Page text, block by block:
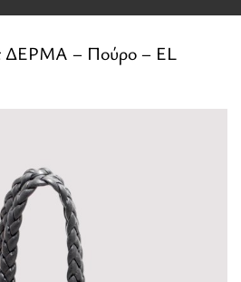
ΔΕΡΜΑ – Πούρο – EL